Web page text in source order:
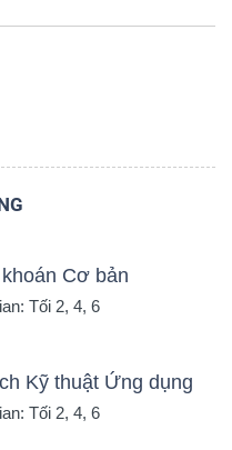
Cơ bản
Tối 2, 4, 6
Kỹ thuật Ứng dụng
Tối 2, 4, 6